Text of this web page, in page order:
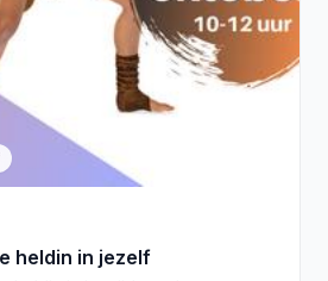
heldin in jezelf